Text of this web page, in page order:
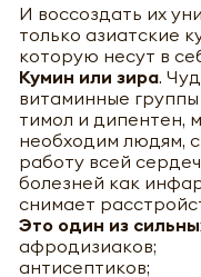
И воссоздать их
только азиатские
которую несут в
Кумин или зира.
витаминные
тимол и дипентен,
необходим людям,
работу всей
болезней как
снимает
Это один из
афродизиаков;
антисептиков;